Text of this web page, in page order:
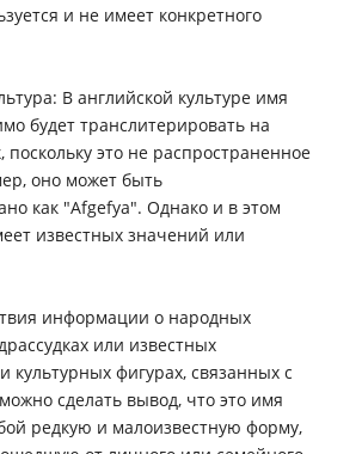
и не имеет конкретного
В английской культуре имя
будет транслитерировать на
поскольку это не распространенное
оно может быть
как "Afgefya". Однако и в этом
известных значений или
информации о народных
или известных
культурных фигурах, связанных с
сделать вывод, что это имя
редкую и малоизвестную форму,